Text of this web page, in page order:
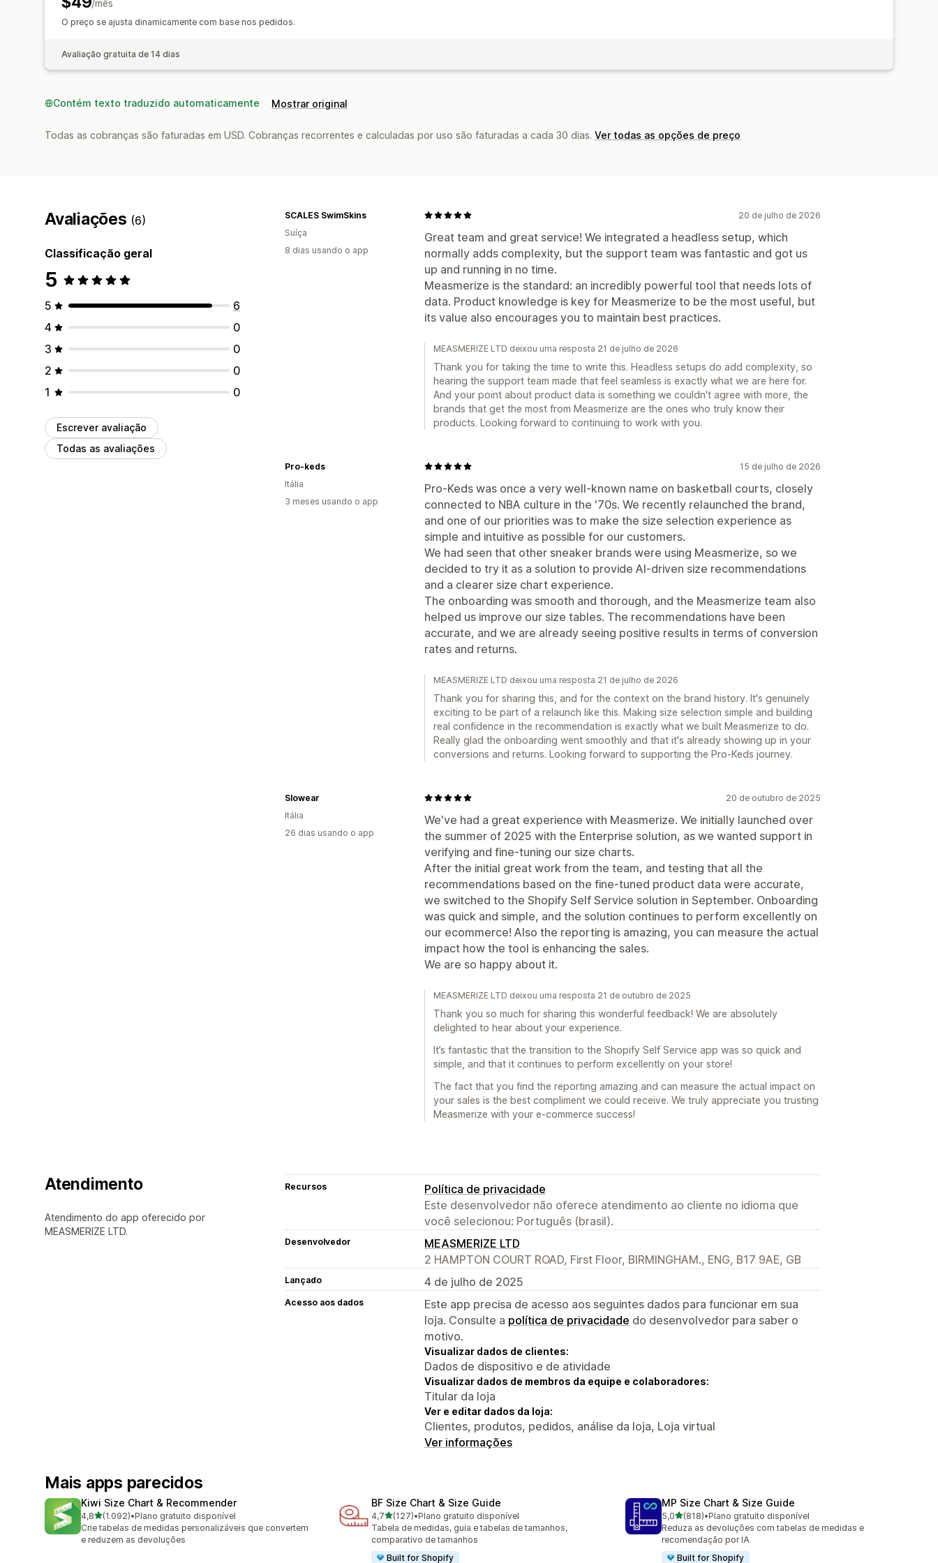
/mês
O preço se ajusta dinamicamente com base nos pedidos.
Avaliação gratuita de 14 dias
Contém texto traduzido automaticamente Mostrar original
Todas as cobranças são faturadas em USD. Cobranças recorrentes e calculadas por uso são faturadas a cada 30 dias. Ver todas as opções de preço
Avaliações (6)
Classificação geral
5
5
6
4
0
3
0
2
0
1
0
Escrever avaliação
Todas as avaliações
20 de julho de 2026
Great team and great service! We integrated a headless setup, which
normally adds complexity, but the support team was fantastic and got us
up and running in no time.
Measmerize is the standard: an incredibly powerful tool that needs lots of
data. Product knowledge is key for Measmerize to be the most useful, but
its value also encourages you to maintain best practices.
SCALES SwimSkins
Suíça
8 dias usando o app
MEASMERIZE LTD deixou uma resposta 21 de julho de 2026
Thank you for taking the time to write this. Headless setups do add complexity, so
hearing the support team made that feel seamless is exactly what we are here for.
And your point about product data is something we couldn't agree with more, the
brands that get the most from Measmerize are the ones who truly know their
products. Looking forward to continuing to work with you.
15 de julho de 2026
Pro-Keds was once a very well-known name on basketball courts, closely
connected to NBA culture in the '70s. We recently relaunched the brand,
and one of our priorities was to make the size selection experience as
simple and intuitive as possible for our customers.
We had seen that other sneaker brands were using Measmerize, so we
decided to try it as a solution to provide AI-driven size recommendations
and a clearer size chart experience.
The onboarding was smooth and thorough, and the Measmerize team also
helped us improve our size tables. The recommendations have been
accurate, and we are already seeing positive results in terms of conversion
rates and returns.
Pro-keds
Itália
3 meses usando o app
MEASMERIZE LTD deixou uma resposta 21 de julho de 2026
Thank you for sharing this, and for the context on the brand history. It's genuinely
exciting to be part of a relaunch like this. Making size selection simple and building
real confidence in the recommendation is exactly what we built Measmerize to do.
Really glad the onboarding went smoothly and that it's already showing up in your
conversions and returns. Looking forward to supporting the Pro-Keds journey.
20 de outubro de 2025
We've had a great experience with Measmerize. We initially launched over
the summer of 2025 with the Enterprise solution, as we wanted support in
verifying and fine-tuning our size charts.
After the initial great work from the team, and testing that all the
recommendations based on the fine-tuned product data were accurate,
we switched to the Shopify Self Service solution in September. Onboarding
was quick and simple, and the solution continues to perform excellently on
our ecommerce! Also the reporting is amazing, you can measure the actual
impact how the tool is enhancing the sales.
We are so happy about it.
Slowear
Itália
26 dias usando o app
MEASMERIZE LTD deixou uma resposta 21 de outubro de 2025
Thank you so much for sharing this wonderful feedback! We are absolutely
delighted to hear about your experience.
It’s fantastic that the transition to the Shopify Self Service app was so quick and
simple, and that it continues to perform excellently on your store!
The fact that you find the reporting amazing and can measure the actual impact on
your sales is the best compliment we could receive. We truly appreciate you trusting
Measmerize with your e-commerce success!
Atendimento
Atendimento do app oferecido por
MEASMERIZE LTD.
Recursos
Política de privacidade
Este desenvolvedor não oferece atendimento ao cliente no idioma que
você selecionou: Português (brasil).
Desenvolvedor
MEASMERIZE LTD
2 HAMPTON COURT ROAD, First Floor, BIRMINGHAM., ENG, B17 9AE, GB
Lançado 4 de julho de 2025
Acesso aos dados
Este app precisa de acesso aos seguintes dados para funcionar em sua
loja. Consulte a política de privacidade do desenvolvedor para saber o
motivo.
Visualizar dados de clientes:
Dados de dispositivo e de atividade
Visualizar dados de membros da equipe e colaboradores:
Titular da loja
Ver e editar dados da loja:
Clientes, produtos, pedidos, análise da loja, Loja virtual
Ver informações
Mais apps parecidos
Kiwi Size Chart & Recommender
4,8de 5 estrelas
(1.092)
1092 avaliações ao todo
•Plano gratuito disponível
Crie tabelas de medidas personalizáveis que convertem
e reduzem as devoluções
BF Size Chart & Size Guide
4,7de 5 estrelas
(127)
127 avaliações ao todo
•Plano gratuito disponível
Tabela de medidas, guia e tabelas de tamanhos,
comparativo de tamanhos
Built for Shopify
MP Size Chart & Size Guide
5,0de 5 estrelas
(818)
818 avaliações ao todo
•Plano gratuito disponível
Reduza as devoluções com tabelas de medidas e
recomendação por IA
Built for Shopify